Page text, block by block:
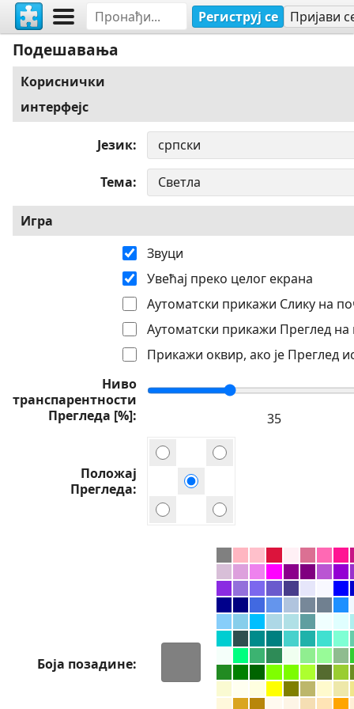
Региструј се Пријави
Подешавања
Кориснички
интерфејс
Језик
Тема
Игра
Звуци
Увећај преко целог екрана
Аутоматски прикажи Слику на
Аутоматски прикажи Преглед на
Прикажи оквир, ако је Преглед
Ниво
транспарентности
Прегледа [%]
Положај
Прегледа
Боја позадине